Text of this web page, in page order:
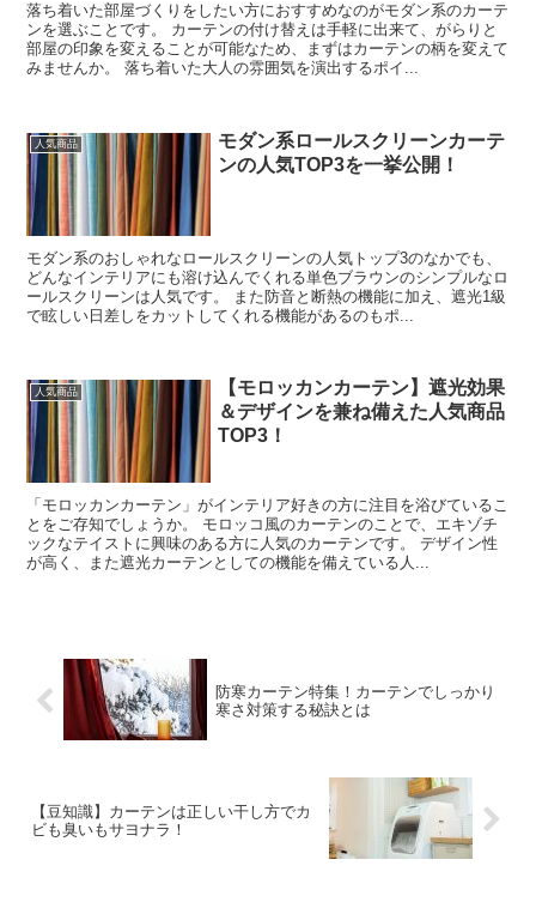
落ち着いた部屋づくりをしたい方におすすめなのがモダン系のカーテ
ンを選ぶことです。 カーテンの付け替えは手軽に出来て、がらりと
部屋の印象を変えることが可能なため、まずはカーテンの柄を変えて
みませんか。 落ち着いた大人の雰囲気を演出するポイ...
人気商品
モダン系ロールスクリーンカーテ
ンの人気TOP3を一挙公開！
モダン系のおしゃれなロールスクリーンの人気トップ3のなかでも、
どんなインテリアにも溶け込んでくれる単色ブラウンのシンプルなロ
ールスクリーンは人気です。 また防音と断熱の機能に加え、遮光1級
で眩しい日差しをカットしてくれる機能があるのもポ...
人気商品
【モロッカンカーテン】遮光効果
＆デザインを兼ね備えた人気商品
TOP3！
「モロッカンカーテン」がインテリア好きの方に注目を浴びているこ
とをご存知でしょうか。 モロッコ風のカーテンのことで、エキゾチ
ックなテイストに興味のある方に人気のカーテンです。 デザイン性
が高く、また遮光カーテンとしての機能を備えている人...
防寒カーテン特集！カーテンでしっかり
寒さ対策する秘訣とは
【豆知識】カーテンは正しい干し方でカ
ビも臭いもサヨナラ！